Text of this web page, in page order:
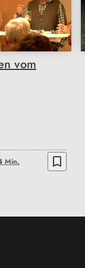
vom
Min. bookmark_border